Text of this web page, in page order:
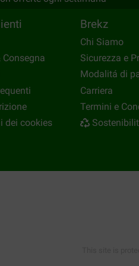
di sangue delle femmine in
questo prodotto
Evita che il tuo cane morda
inappropriato.
prodotti?
ad esempio shampoo per
dei cookies
Brekz
Chi Siamo
Sicurezza e
Modalitá di
Carriera
Termini e